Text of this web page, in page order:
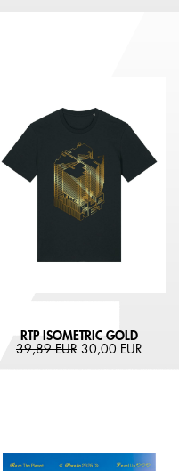
RTP ISOMETRIC GOLD
39,89 EUR 30,00 EUR